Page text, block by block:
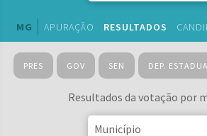
MG APURAÇÃO RESULTADOS
PRES GOV SEN DEP.
Resultados da votação por